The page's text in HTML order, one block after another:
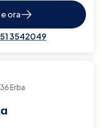
ora
3542049
Erba